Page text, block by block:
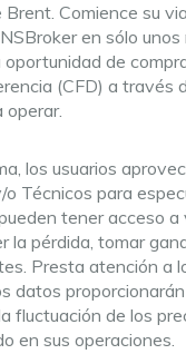
Comience su
en sólo unos
de
(CFD) a través
operar.
los usuarios
Técnicos para
tener acceso a
la pérdida, tomar
Presta atención a
datos
fluctuación de los
en sus operaciones.